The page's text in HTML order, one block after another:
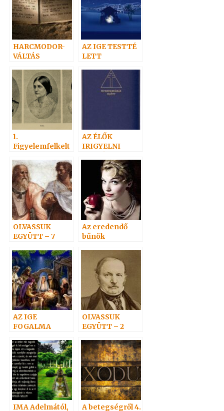
HARCMODOR-
VÁLTÁS
AZ IGE TESTTÉ
LETT
1.
Figyelemfelkelt
AZ ÉLŐK
IRIGYELNI
HOLTAKAT
OLVASSUK
EGYÜTT – 7
Az eredendő
bűnök
AZ IGE
FOGALMA
OLVASSUK
EGYÜTT – 2
IMA Adelmától, A betegségről 4.